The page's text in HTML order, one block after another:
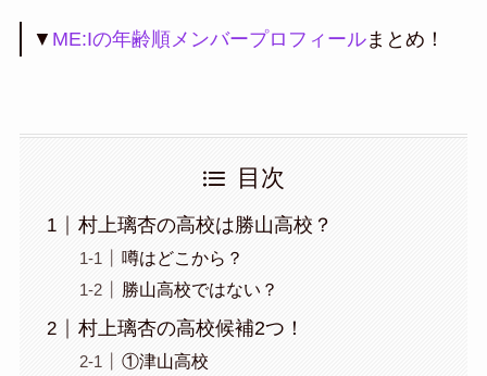
▼ ME:Iの年齢順メンバープロフィールまとめ！
目次
村上璃杏の高校は勝山高校？
噂はどこから？
勝山高校ではない？
村上璃杏の高校候補2つ！
①津山高校